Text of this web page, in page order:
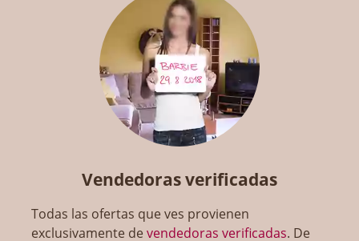
Vendedoras verificadas
Todas las ofertas que ves provienen
exclusivamente devendedoras verificadas. De